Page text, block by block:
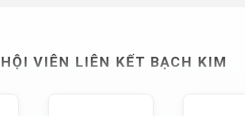
HỘI VIÊN LIÊN KẾT BẠCH KIM